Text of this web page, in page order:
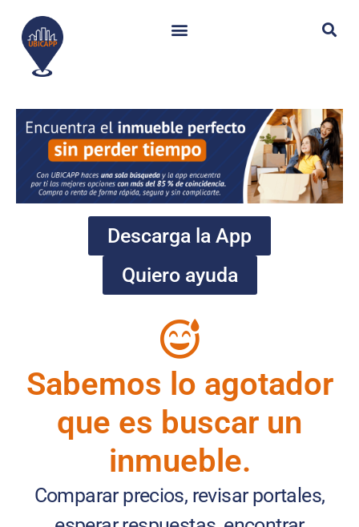
Descarga la App
Quiero ayuda
Sabemos lo agotador
que es buscar un
inmueble.
Comparar precios, revisar portales,